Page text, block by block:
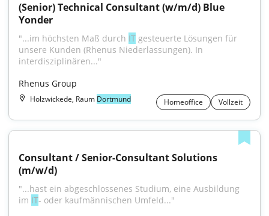
(Senior) Technical Consultant (w/m/d) Blue
Yonder
"...im höchsten Maß durch IT gesteuerte Lösungen für
unsere Kunden (Rhenus Niederlassungen). In
interdisziplinären..."
Rhenus Group
Holzwickede, Raum Dortmund Homeoffice Vollzeit
Consultant / Senior-Consultant Solutions
(m/w/d)
"...hast ein abgeschlossenes Studium, eine Ausbildung
im IT- oder kaufmännischen Umfeld..."